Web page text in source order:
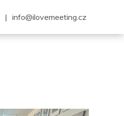
| info@ilovemeeting.cz